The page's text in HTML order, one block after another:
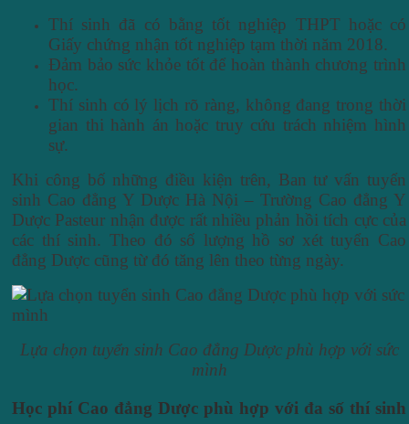
Thí sinh đã có bằng tốt nghiệp THPT hoặc có
Giấy chứng nhận tốt nghiệp tạm thời năm 2018.
Đảm bảo sức khỏe tốt để hoàn thành chương trình
học.
Thí sinh có lý lịch rõ ràng, không đang trong thời
gian thi hành án hoặc truy cứu trách nhiệm hình
sự.
Khi công bố những điều kiện trên, Ban tư vấn tuyển
sinh Cao đẳng Y Dược Hà Nội – Trường Cao đẳng Y
Dược Pasteur nhận được rất nhiều phản hồi tích cực của
các thí sinh. Theo đó số lượng hồ sơ xét tuyển Cao
đẳng Dược cũng từ đó tăng lên theo từng ngày.
Lựa chọn tuyển sinh Cao đẳng Dược phù hợp với sức
mình
Học phí Cao đẳng Dược phù hợp với đa số thí sinh